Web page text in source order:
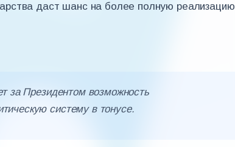
даст шанс на более полную реализацию
за Президентом возможность
систему в тонусе.